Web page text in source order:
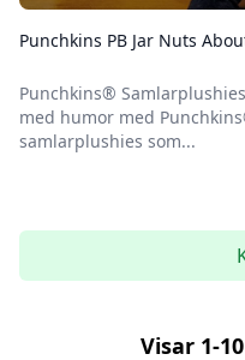
Punchkins PB Jar Nuts
Punchkins®
med humor med
samlarplushies som...
Visar 1-10